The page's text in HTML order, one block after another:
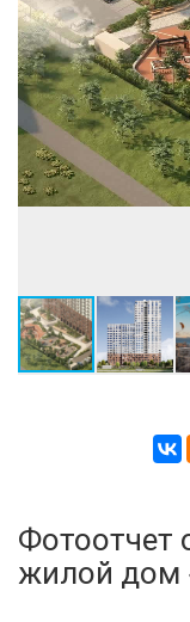
Застройщик:ООО
(Творчество)
Телефон
Фотоотчет
жилой дом